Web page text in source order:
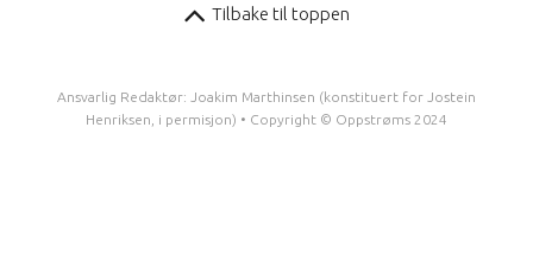
Tilbake til toppen
Ansvarlig Redaktør: Joakim Marthinsen (konstituert for Jostein
Henriksen, i permisjon) • Copyright © Oppstrøms 2024